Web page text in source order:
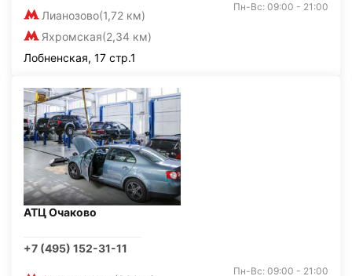
Лианозово(1,72 км)
Яхромская(2,34 км)
Пн-Вс: 09:00 - 21:00
Лобненская, 17 стр.1
АТЦ Очаково
+7 (495) 152-31-11
Пн-Вс: 09:00 - 21:00